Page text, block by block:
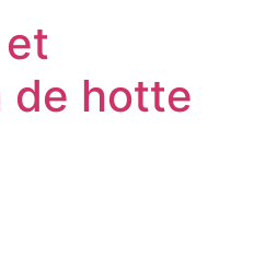
de hotte